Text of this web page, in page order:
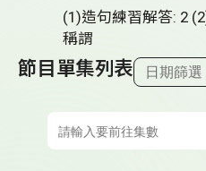
(1)造句練習解答: 2
稱謂
節目單集列表 日期篩選